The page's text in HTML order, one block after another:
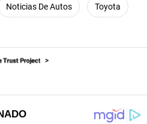
Noticias De Autos Toyota